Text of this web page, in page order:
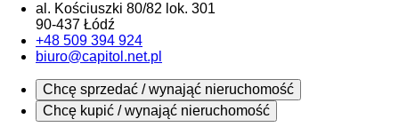
al. Kościuszki 80/82 lok. 301
90-437 Łódź
+48 509 394 924
biuro@capitol.net.pl
Chcę sprzedać / wynająć nieruchomość
Chcę kupić / wynająć nieruchomość